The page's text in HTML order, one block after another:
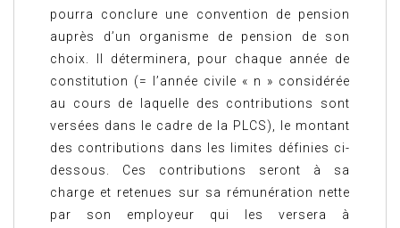
pourra conclure une convention de pension
auprès d’un organisme de pension de son
choix. Il déterminera, pour chaque année de
constitution (= l’année civile « n » considérée
au cours de laquelle des contributions sont
versées dans le cadre de la PLCS), le montant
des contributions dans les limites définies ci-
dessous. Ces contributions seront à sa
charge et retenues sur sa rémunération nette
par son employeur qui les versera à